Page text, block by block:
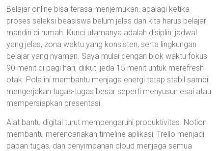
Belajar online bisa terasa menjemukan, apalagi ketika
proses seleksi beasiswa belum jelas dan kita harus belajar
mandiri di rumah. Kunci utamanya adalah disiplin: jadwal
yang jelas, zona waktu yang konsisten, serta lingkungan
belajar yang nyaman. Saya mulai dengan blok waktu fokus
90 menit di pagi hari, diikuti jeda 15 menit untuk merefresh
otak. Pola ini membantu menjaga energi tetap stabil sambil
mengerjakan tugas-tugas besar seperti menyusun esai atau
mempersiapkan presentasi.
Alat bantu digital turut mempengaruhi produktivitas. Notion
membantu merencanakan timeline aplikasi, Trello menjadi
papan tugas, dan penyimpanan cloud menjaga semua